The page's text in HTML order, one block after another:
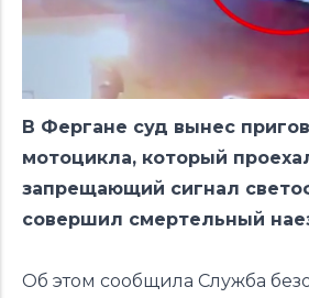
В Фергане суд вынес
мотоцикла, который
запрещающий сигнал
совершил смертельный
Об этом сообщила Служба